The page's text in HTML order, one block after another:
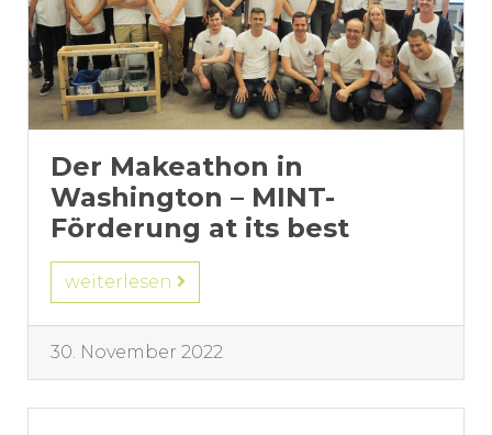
Der Makeathon in
Washington – MINT-
Förderung at its best
weiterlesen
30. November 2022